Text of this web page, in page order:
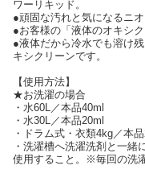
ワーリキッド。
●頑固な汚れと気になるニ
●お客様の「液体のオキシ
●液体だから冷水でも溶け
キシクリーンです。
【使用方法】
★お洗濯の場合
・水60L／本品40ml
・水30L／本品20ml
・ドラム式・衣類4kg／本品
・洗濯槽へ洗濯洗剤と一
使用すること。※毎回の洗